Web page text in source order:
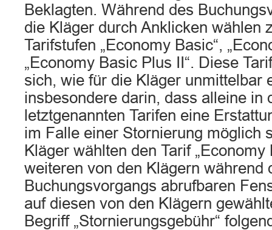
Beklagten. Während des
die Kläger durch Anklicken wählen
Tarifstufen „Economy Basic“,
„Economy Basic Plus II“. Diese
sich, wie für die Kläger unmittelbar
insbesondere darin, dass alleine in
letztgenannten Tarifen eine
im Falle einer Stornierung möglich
Kläger wählten den Tarif „Economy
weiteren von den Klägern während
Buchungsvorgangs abrufbaren
auf diesen von den Klägern
Begriff „Stornierungsgebühr“